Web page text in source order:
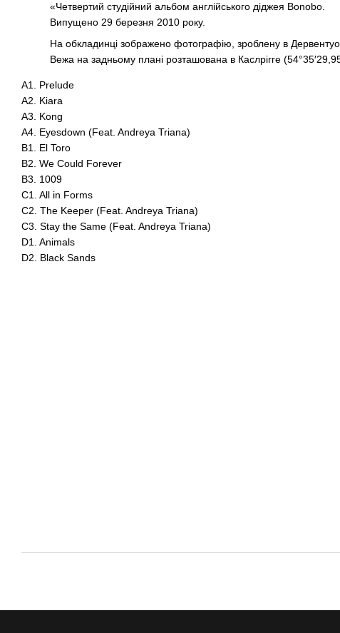
«Четвертий студійний альбом англійського діджея Bonobo.
Випущено 29 березня 2010 року.
На обкладинці зображено фотографію, зроблену в
Вежа на задньому плані розташована в Каслрігге
A1. Prelude
A2. Kiara
A3. Kong
A4. Eyesdown (Feat. Andreya Triana)
B1. El Toro
B2. We Could Forever
B3. 1009
C1. All in Forms
C2. The Keeper (Feat. Andreya Triana)
C3. Stay the Same (Feat. Andreya Triana)
D1. Animals
D2. Black Sands